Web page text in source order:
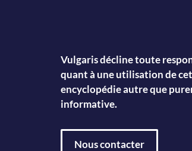
Vulgaris décline toute
quant à une utilisation de
encyclopédie autre que
informative.
Nous contacter